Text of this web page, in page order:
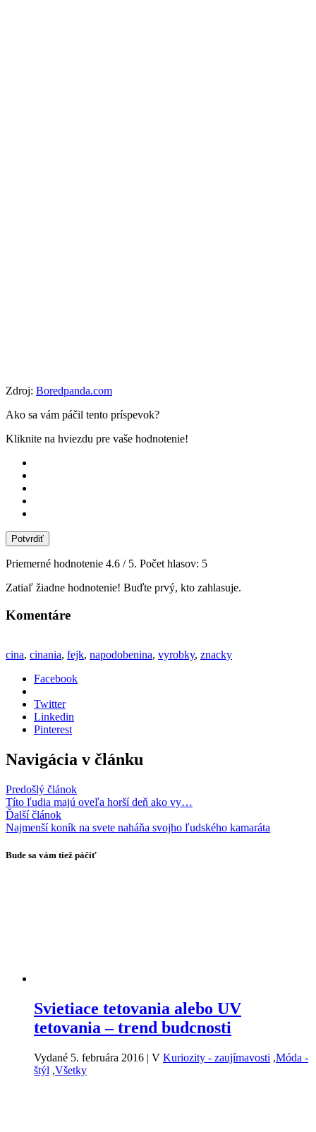
Zdroj: Boredpanda.com
Ako sa vám páčil tento príspevok?
Kliknite na hviezdu pre vaše hodnotenie!
Potvrdiť
Priemerné hodnotenie 4.6 / 5. Počet hlasov: 5
Zatiaľ žiadne hodnotenie! Buďte prvý, kto zahlasuje.
Komentáre
cina, cinania, fejk, napodobenina, vyrobky, znacky
Facebook
Twitter
Linkedin
Pinterest
Navigácia v článku
Predošlý článok
Títo ľudia majú oveľa horší deň ako vy…
Ďalší článok
Najmenší koník na svete naháňa svojho ľudského kamaráta
Bude sa vám tiež páčiť
Svietiace tetovania alebo UV
tetovania – trend budcnosti
Vydané 5. februára 2016 | V Kuriozity - zaujímavosti ,Móda -
štýl ,Všetky